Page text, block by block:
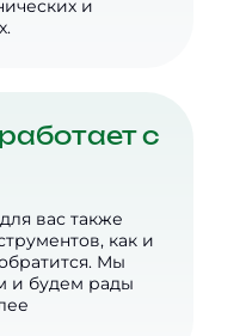
и
работает с
вас также
как и
Мы
и будем рады